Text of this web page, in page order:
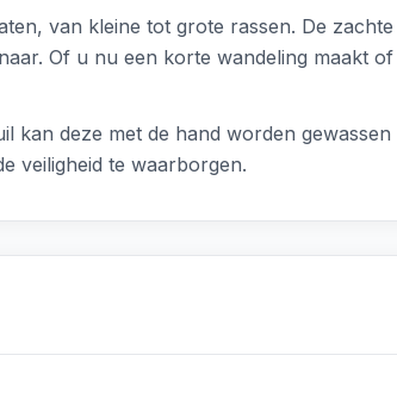
van kleine tot grote rassen. De
Of u nu een korte wandeling maakt
kan deze met de hand worden
veiligheid te waarborgen.